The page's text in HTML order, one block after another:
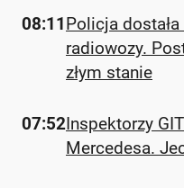
08:11Policja
radiowozy.
złym stanie
07:52Inspektorzy
Mercedesa.